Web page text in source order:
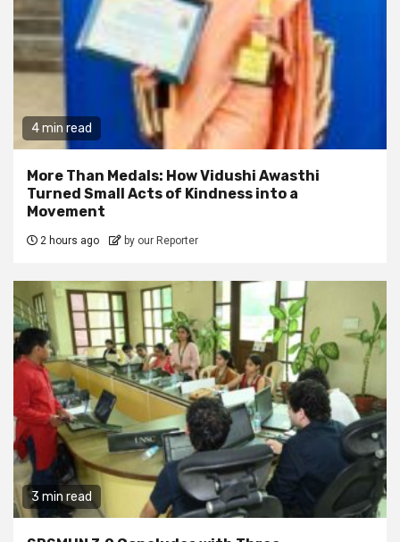
4 min read
More Than Medals: How Vidushi Awasthi
Turned Small Acts of Kindness into a
Movement
2 hours ago by our Reporter
3 min read